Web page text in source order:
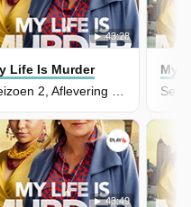
43:28
Life Is Murder
Seizoen 2, Aflevering 3 - All That Glitters
43:49
My